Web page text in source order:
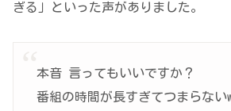
ぎる」といった声がありました。
本音 言ってもいいですか？
番組の時間が長すぎてつまらない